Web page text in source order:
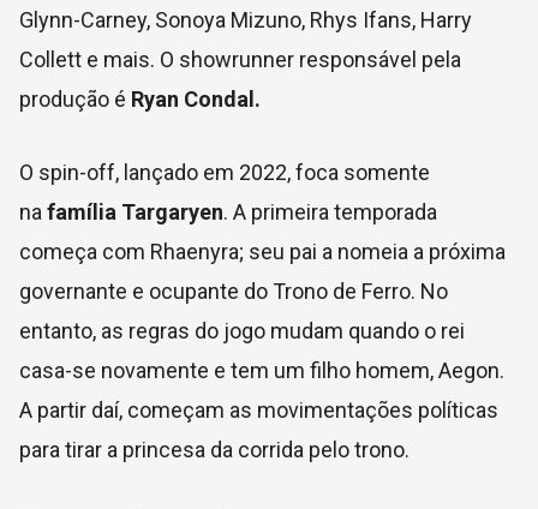
Glynn-Carney, Sonoya Mizuno, Rhys Ifans, Harry
Collett e mais. O showrunner responsável pela
produção é Ryan Condal.
O spin-off, lançado em 2022, foca somente
na família Targaryen. A primeira temporada
começa com Rhaenyra; seu pai a nomeia a próxima
governante e ocupante do Trono de Ferro. No
entanto, as regras do jogo mudam quando o rei
casa-se novamente e tem um filho homem, Aegon.
A partir daí, começam as movimentações políticas
para tirar a princesa da corrida pelo trono.